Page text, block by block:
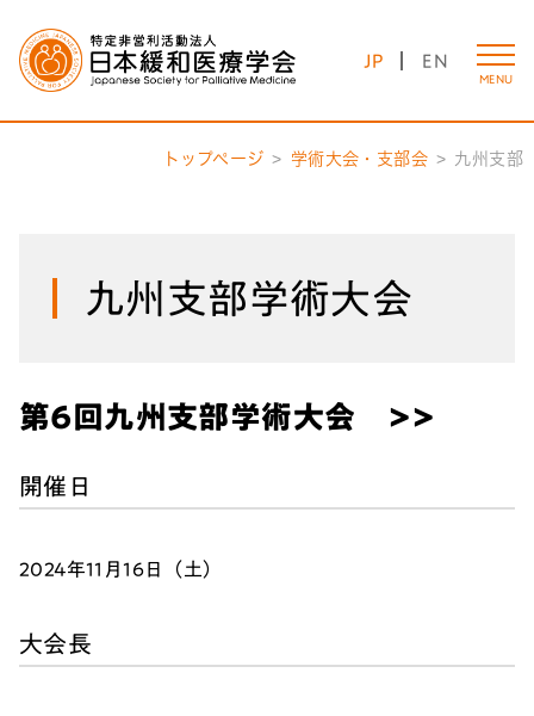
JP EN
MENU
トップページ 学術大会・支部会 九州支部
九州支部学術大会
第6回九州支部学術大会 >>
開催日
2024年11月16日（土）
大会長